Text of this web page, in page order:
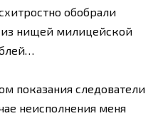
обобрали
из нищей милицейской
показания следователи
неисполнения меня